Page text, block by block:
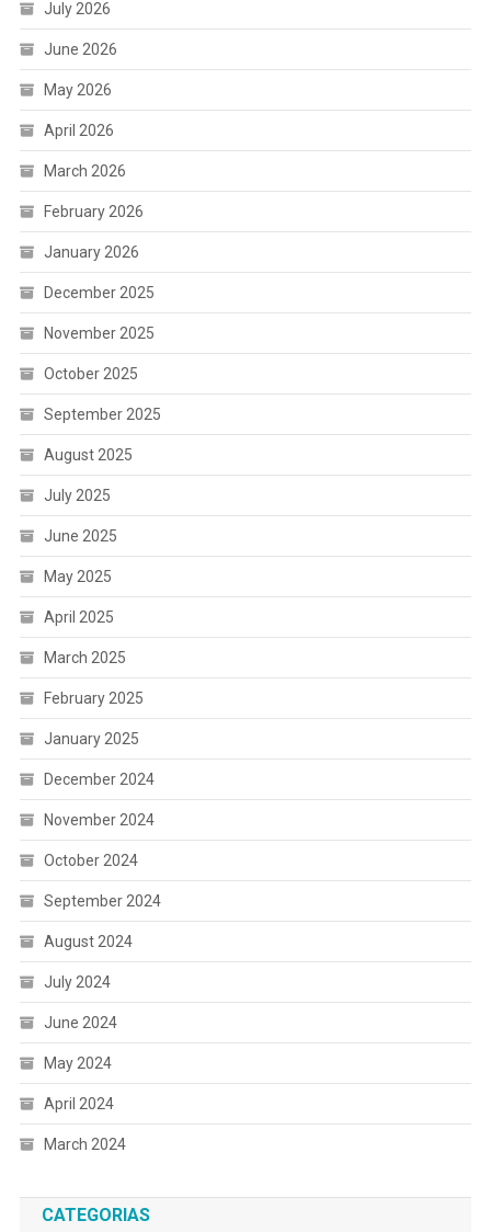
July 2026
June 2026
May 2026
April 2026
March 2026
February 2026
January 2026
December 2025
November 2025
October 2025
September 2025
August 2025
July 2025
June 2025
May 2025
April 2025
March 2025
February 2025
January 2025
December 2024
November 2024
October 2024
September 2024
August 2024
July 2024
June 2024
May 2024
April 2024
March 2024
CATEGORIAS